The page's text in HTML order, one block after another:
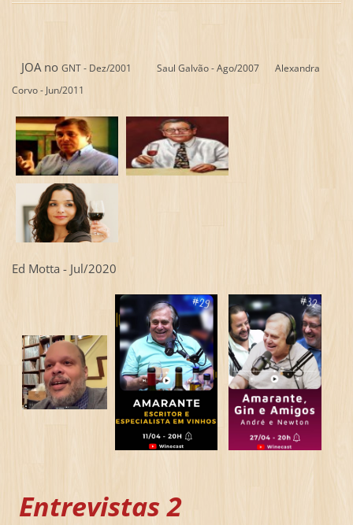
JOA no GNT - Dez/2001 Saul Galvão - Ago/2007
Alexandra
Corvo - Jun/2011
Ed Motta - Jul/2020
Entrevistas 2